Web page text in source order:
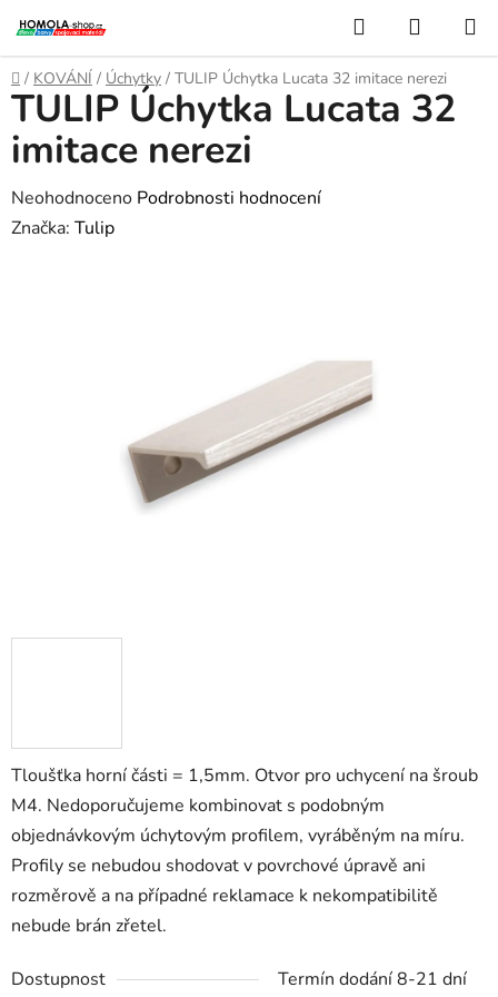
na
obsah
Hledat
KOŠÍK
Domů
/ KOVÁNÍ / Úchytky / TULIP Úchytka Lucata 32 imitace nerezi
Tloušťka horní části = 1,5mm. Otvor pro uchycení na šroub
M4. Nedoporučujeme kombinovat s podobným
objednávkovým úchytovým profilem, vyráběným na míru.
Profily se nebudou shodovat v povrchové úpravě ani
rozměrově a na případné reklamace k nekompatibilitě
nebude brán zřetel.
Dostupnost Termín dodání 8-21 dní
TULIP Úchytka Lucata 32
imitace nerezi
Průměrné
hodnocení
Neohodnoceno Podrobnosti hodnocení
Značka: Tulip